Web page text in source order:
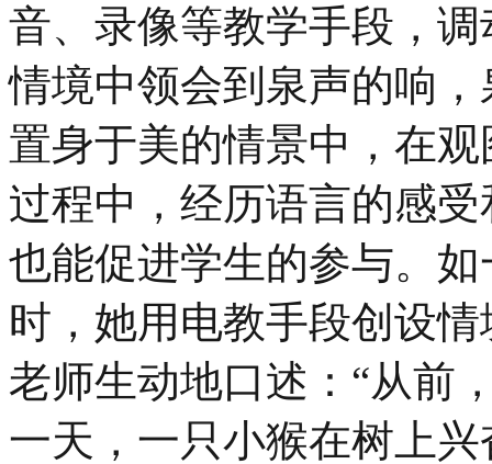
音、录像等教学手段，
情境中领会到泉声的响
置身于美的情景中，在
过程中，经历语言的感
也能促进学生的参与。
时，她用电教手段创设
老师生动地口述：“从前
一天，一只小猴在树上